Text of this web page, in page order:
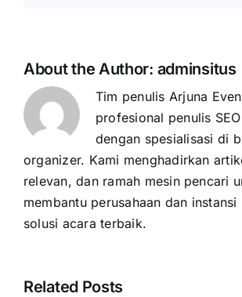
About the Author: adminsitus
Tim penulis Arjuna
profesional penulis
dengan spesialisasi di
organizer. Kami menghadirkan
relevan, dan ramah mesin pencari
membantu perusahaan dan instansi
solusi acara terbaik.
Related Posts